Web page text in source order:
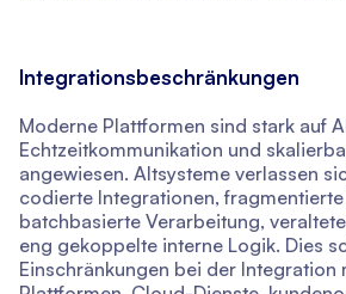
Integrationsbeschränkungen
Moderne Plattformen sind stark auf
Echtzeitkommunikation und
angewiesen. Altsysteme verlassen
codierte Integrationen, fragmentierte
batchbasierte Verarbeitung,
eng gekoppelte interne Logik. Dies
Einschränkungen bei der Integration